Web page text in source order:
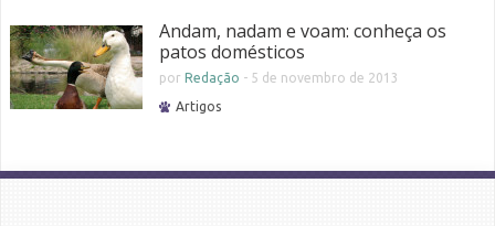
Andam, nadam e voam: conheça os
patos domésticos
por Redação - 5 de novembro de 2013
Artigos